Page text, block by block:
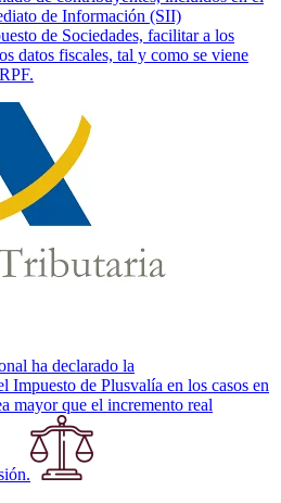
de Información (SII)
de Sociedades, facilitar a los
datos fiscales, tal y como se viene
ha declarado la
Impuesto de Plusvalía en los casos en
mayor que el incremento real